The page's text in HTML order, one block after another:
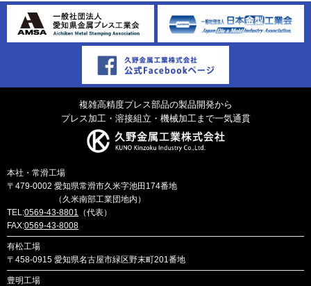
複雑高精度プレス部品の製品開発から
プレス加工・溶接組立・機械加工まで一気通貫
本社・常滑工場
〒479-0002 愛知県常滑市久米字池田174番地
（久米南部工業団地内）
TEL:0569-43-8801
（代表）
FAX:0569-43-8008
有松工場
〒458-0915 愛知県名古屋市緑区野末町201番地
豊明工場